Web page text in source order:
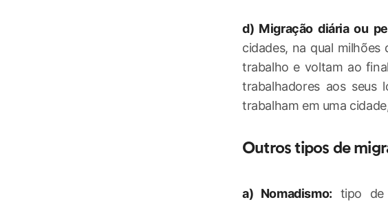
d) Migração diária ou
cidades, na qual milhões
trabalho e voltam ao
trabalhadores aos seus
trabalham em uma
Outros tipos de
a) Nomadismo: tipo de